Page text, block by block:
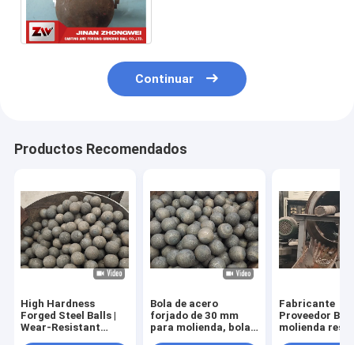
Continuar
Productos Recomendados
High Hardness
Forged Steel Balls |
Wear-Resistant
Bola de acero
forjado de 30 mm
para molienda, bolas
Fabricante
Proveedor
molienda